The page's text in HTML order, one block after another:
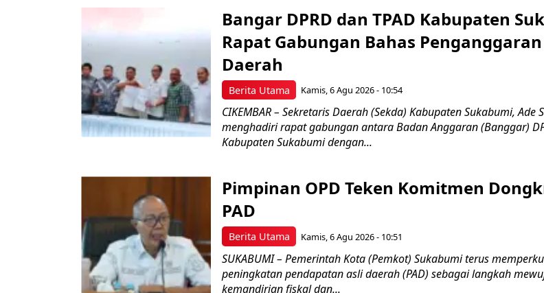
Berita Utama
Bangar DPRD dan TPAD Kabupaten
Rapat Gabungan Bahas Penganggaran
Daerah
Kamis, 6 Agu 2026 - 10:54
CIKEMBAR – Sekretaris Daerah (Sekda) Kabupaten Sukabumi, Ade
menghadiri rapat gabungan antara Badan Anggaran (Banggar)
Kabupaten Sukabumi dengan...
Berita Utama
Pimpinan OPD Teken Komitmen
PAD
Kamis, 6 Agu 2026 - 10:51
SUKABUMI – Pemerintah Kota (Pemkot) Sukabumi terus
peningkatan pendapatan asli daerah (PAD) sebagai langkah
kemandirian fiskal dan...